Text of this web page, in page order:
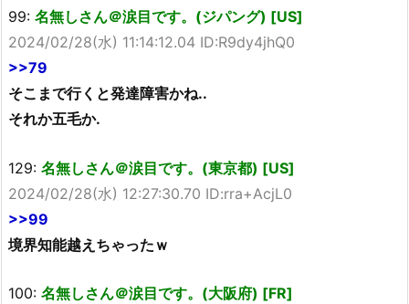
99: 名無しさん＠涙目です。(ジパング) [US]
2024/02/28(水) 11:14:12.04 ID:R9dy4jhQ0
>>79
そこまで行くと発達障害かね..
それか五毛か.
129: 名無しさん＠涙目です。(東京都) [US]
2024/02/28(水) 12:27:30.70 ID:rra+AcjL0
>>99
境界知能越えちゃったｗ
100: 名無しさん＠涙目です。(大阪府) [FR]